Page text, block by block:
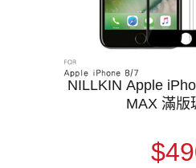
NILLKIN Apple
MAX 滿版